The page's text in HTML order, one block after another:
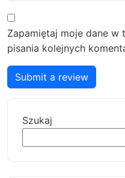
Zapamiętaj moje dane
pisania kolejnych
Submit a review
Szukaj